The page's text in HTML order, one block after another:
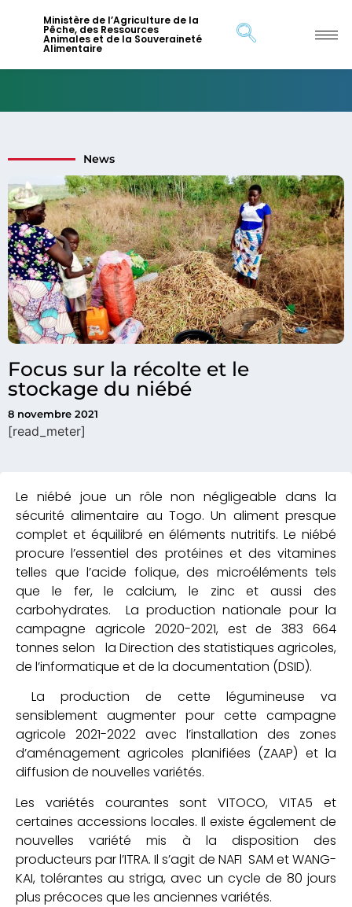
Ministère de l’Agriculture de la
Pêche, des Ressources
Animales et de la Souveraineté
Alimentaire
Focus sur la récolte et le
stockage du niébé
8 novembre 2021
[read_meter]
News
Le niébé joue un rôle non négligeable dans la
sécurité alimentaire au Togo. Un aliment presque
complet et équilibré en éléments nutritifs. Le niébé
procure l’essentiel des protéines et des vitamines
telles que l’acide folique, des microéléments tels
que le fer, le calcium, le zinc et aussi des
carbohydrates. La production nationale pour la
campagne agricole 2020-2021, est de 383 664
tonnes selon la Direction des statistiques agricoles,
de l’informatique et de la documentation (DSID).
La production de cette légumineuse va
sensiblement augmenter pour cette campagne
agricole 2021-2022 avec l’installation des zones
d’aménagement agricoles planifiées (ZAAP) et la
diffusion de nouvelles variétés.
Les variétés courantes sont VITOCO, VITA5 et
certaines accessions locales. Il existe également de
nouvelles variété mis à la disposition des
producteurs par l’ITRA. Il s’agit de NAFI SAM et WANG-
KAI, tolérantes au striga, avec un cycle de 80 jours
plus précoces que les anciennes variétés.